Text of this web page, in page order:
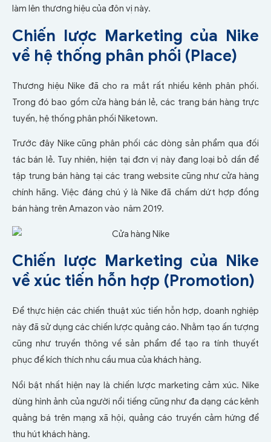
làm lên thương hiệu của đôn vị này.
Chiến lược Marketing của Nike
về hệ thống phân phối (Place)
Thương hiệu Nike đã cho ra mắt rất nhiều kênh phân phối.
Trong đó bao gồm cửa hàng bán lẻ, các trang bán hàng trực
tuyến, hệ thống phân phối Niketown.
Trước đây Nike cũng phân phối các dòng sản phẩm qua đối
tác bán lẻ. Tuy nhiên, hiện tại đơn vị này đang loại bỏ dần để
tập trung bán hàng tại các trang website cũng như cửa hàng
chính hãng. Việc đáng chú ý là Nike đã chấm dứt hợp đồng
bán hàng trên Amazon vào năm 2019.
Chiến lược Marketing của Nike
về xúc tiến hỗn hợp (Promotion)
Để thực hiện các chiến thuật xúc tiến hỗn hợp, doanh nghiệp
này đã sử dụng các chiến lược quảng cáo. Nhằm tạo ấn tượng
cũng như truyền thông về sản phẩm để tạo ra tính thuyết
phục để kích thích nhu cầu mua của khách hàng.
Nổi bật nhất hiện nay là chiến lược marketing cảm xúc. Nike
dùng hình ảnh của người nổi tiếng cũng như đa dạng các kênh
quảng bá trên mạng xã hội, quảng cáo truyền cảm hứng để
thu hút khách hàng.